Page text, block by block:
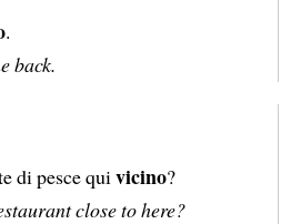
.
back.
di pesce quivicino?
close to here?